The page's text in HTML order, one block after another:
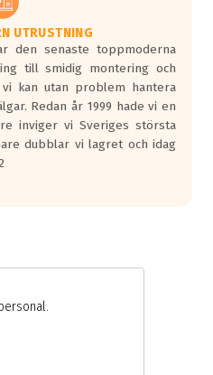
UTRUSTNING
den senaste toppmoderna
till smidig montering och
kan utan problem hantera
Redan år 1999 hade vi en
inviger vi Sveriges största
dubblar vi lagret och idag